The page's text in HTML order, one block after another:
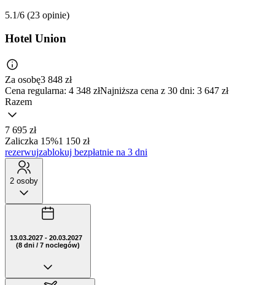
5.1/6 (23 opinie)
Hotel Union
Za osobę3 848 zł
Cena regularna: 4 348 złNajniższa cena z 30 dni: 3 647 zł
Razem
7 695 zł
Zaliczka 15%1 150 zł
rezerwujzablokuj bezpłatnie na 3 dni
2 osoby
13.03.2027 - 20.03.2027
(8 dni / 7 noclegów)